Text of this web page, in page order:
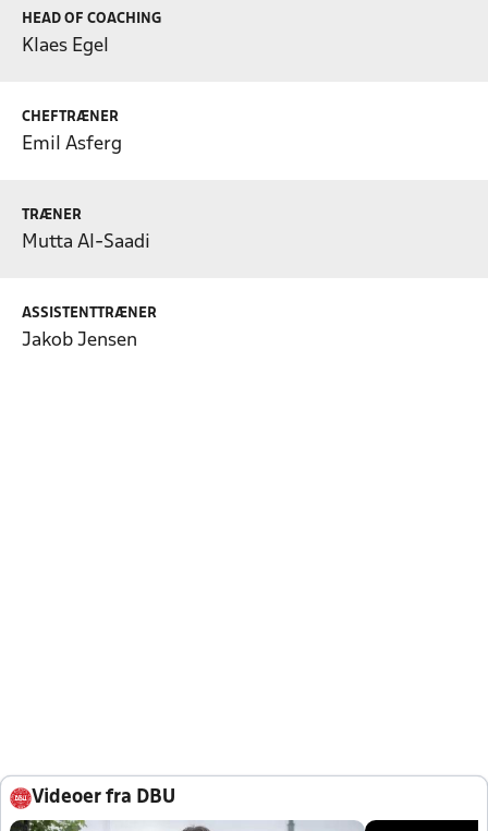
HEAD OF COACHING
Klaes Egel
CHEFTRÆNER
Emil Asferg
TRÆNER
Mutta Al-Saadi
ASSISTENTTRÆNER
Jakob Jensen
Videoer fra DBU